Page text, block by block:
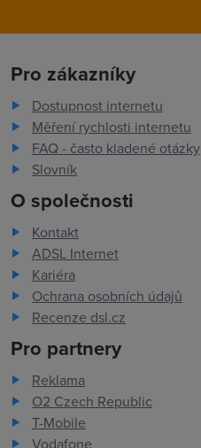
Pro zákazníky
Dostupnost internetu
Měření rychlosti internetu
FAQ - často kladené otázky
Slovník
O společnosti
Kontakt
ADSL Internet
Kariéra
Ochrana osobních údajů
Recenze dsl.cz
Pro partnery
Reklama
O2 Czech Republic
T-Mobile
Vodafone